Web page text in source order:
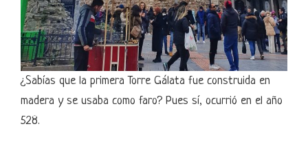
¿Sabías que la primera Torre Gálata fue construida en
madera y se usaba como faro? Pues sí, ocurrió en el año
528.